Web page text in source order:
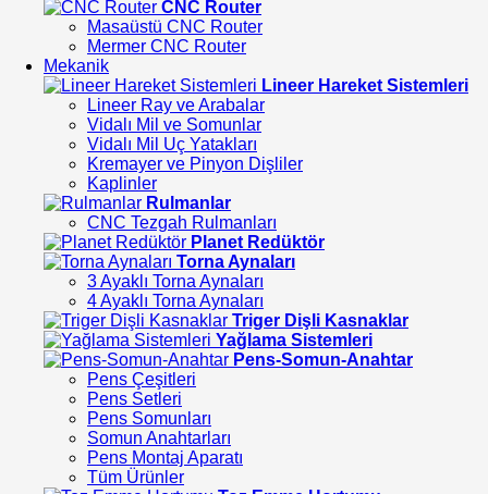
CNC Router
Masaüstü CNC Router
Mermer CNC Router
Mekanik
Lineer Hareket Sistemleri
Lineer Ray ve Arabalar
Vidalı Mil ve Somunlar
Vidalı Mil Uç Yatakları
Kremayer ve Pinyon Dişliler
Kaplinler
Rulmanlar
CNC Tezgah Rulmanları
Planet Redüktör
Torna Aynaları
3 Ayaklı Torna Aynaları
4 Ayaklı Torna Aynaları
Triger Dişli Kasnaklar
Yağlama Sistemleri
Pens-Somun-Anahtar
Pens Çeşitleri
Pens Setleri
Pens Somunları
Somun Anahtarları
Pens Montaj Aparatı
Tüm Ürünler